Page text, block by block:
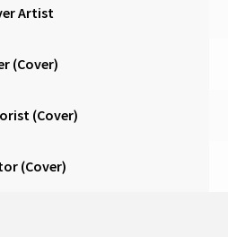
Artist
(Cover)
(Cover)
(Cover)